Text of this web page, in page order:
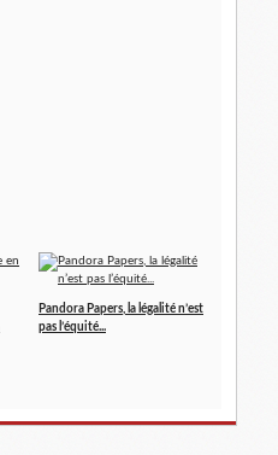
Pandora Papers, la légalité n’est
pas l’équité...